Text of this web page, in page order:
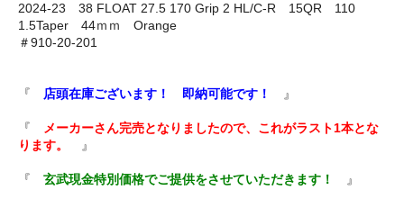
2024-23 38 FLOAT 27.5 170 Grip 2 HL/C-R 15QR 110
1.5Taper 44ｍｍ Orange
＃910-20-201
『 店頭在庫ございます！ 即納可能です！ 』
『
メーカーさん完売となりましたので、これがラスト1本とな
ります。
』
『 玄武現金特別価格でご提供をさせていただきます！ 』